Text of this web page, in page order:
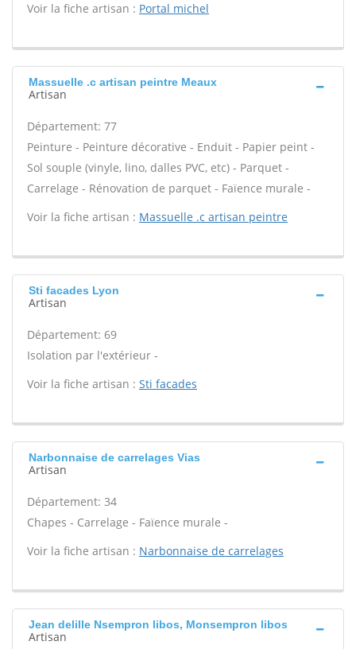
Voir la fiche artisan : Portal michel
Massuelle .c artisan peintre Meaux
Artisan
Département: 77
Peinture - Peinture décorative - Enduit - Papier peint -
Sol souple (vinyle, lino, dalles PVC, etc) - Parquet -
Carrelage - Rénovation de parquet - Faïence murale -
Voir la fiche artisan : Massuelle .c artisan peintre
Sti facades Lyon
Artisan
Département: 69
Isolation par l'extérieur -
Voir la fiche artisan : Sti facades
Narbonnaise de carrelages Vias
Artisan
Département: 34
Chapes - Carrelage - Faïence murale -
Voir la fiche artisan : Narbonnaise de carrelages
Jean delille Nsempron libos, Monsempron libos
Artisan